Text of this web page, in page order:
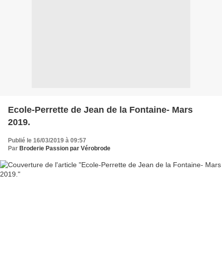
Ecole-Perrette de Jean de la Fontaine- Mars
2019.
Publié le 16/03/2019 à 09:57
Par Broderie Passion par Vérobrode